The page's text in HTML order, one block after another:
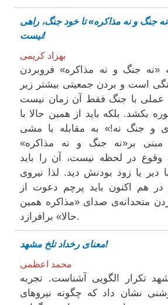
جنگ و نه مذاکره» تا خود جنگ، راهی
نیست!
بهزاد کریمی
«نه جنگ و نه مذاکره» فروبردن
است و بردن جمعیتی بیشتر زیر
با جنگ فقط آن زمان نیست
بکشد. بلکه باید از همین حالا با
و جنگ نه!» به مقابله با مشی
بر«نه جنگ و نه مذاکره»
در لحظه نیست، آن را باید
دیر یا زود بودنش دید. لذا نیروی
هم اکنون باید پرچم دعوت از
متحدانه‌ی صدای «مذاکره همین
حالا» برافرازد.
معنای رخداد تلخ مشهد!
محمد اعظمی
تکرار الگویی آشناست. تجربه
۱۳۵۷ به‌روشنی نشان داد که چگونه نیروهای